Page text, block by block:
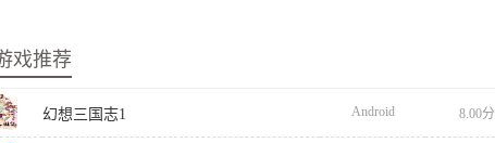
戏推荐
幻想三国志1 Android 8.00分